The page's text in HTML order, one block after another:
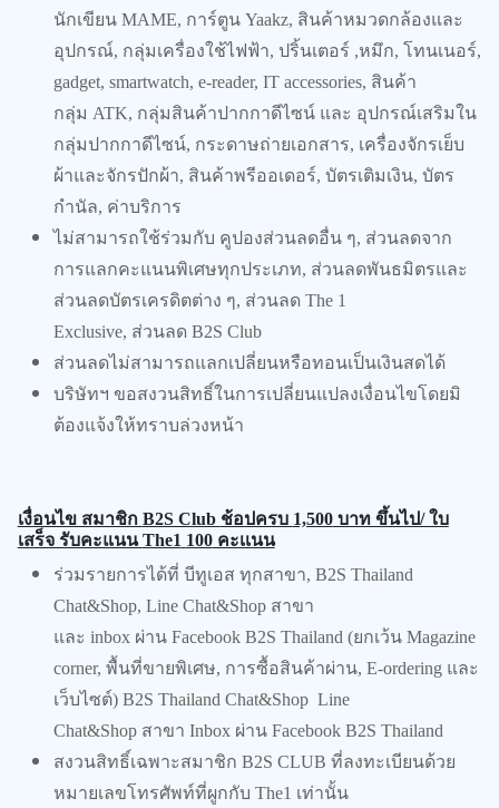
นักเขียน MAME, การ์ตูน Yaakz, สินค้าหมวดกล้องและ
อุปกรณ์, กลุ่มเครื่องใช้ไฟฟ้า, ปริ้นเตอร์ ,หมึก, โทนเนอร์,
gadget, smartwatch, e-reader, IT accessories, สินค้า
กลุ่ม ATK, กลุ่มสินค้าปากกาดีไซน์ และ อุปกรณ์เสริมใน
กลุ่มปากกาดีไซน์, กระดาษถ่ายเอกสาร, เครื่องจักรเย็บ
ผ้าและจักรปักผ้า, สินค้าพรีออเดอร์, บัตรเติมเงิน, บัตร
กำนัล, ค่าบริการ
ไม่สามารถใช้ร่วมกับ คูปองส่วนลดอื่น ๆ, ส่วนลดจาก
การแลกคะแนนพิเศษทุกประเภท, ส่วนลดพันธมิตรและ
ส่วนลดบัตรเครดิตต่าง ๆ, ส่วนลด The 1
Exclusive, ส่วนลด B2S Club
ส่วนลดไม่สามารถแลกเปลี่ยนหรือทอนเป็นเงินสดได้
บริษัทฯ ขอสงวนสิทธิ์ในการเปลี่ยนแปลงเงื่อนไขโดยมิ
ต้องแจ้งให้ทราบล่วงหน้า
เงื่อนไข สมาชิก B2S Club ช้อปครบ 1,500บาท ขึ้นไป/ ใบ
เสร็จ รับคะแนนThe1 100คะเเนน
ร่วมรายการได้ที่ บีทูเอส ทุกสาขา, B2S Thailand
Chat&Shop, Line Chat&Shop สาขา
และ inbox ผ่าน Facebook B2S Thailand (ยกเว้น Magazine
corner, พื้นที่ขายพิเศษ, การซื้อสินค้าผ่าน, E-ordering และ
เว็บไซต์) B2S Thailand Chat&Shop Line
Chat&Shop สาขา Inbox ผ่าน Facebook B2S Thailand
สงวนสิทธิ์เฉพาะสมาชิก B2S CLUB ที่ลงทะเบียนด้วย
หมายเลขโทรศัพท์ที่ผูกกับ The1 เท่านั้น